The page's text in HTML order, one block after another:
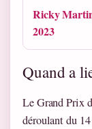
Ricky
2023
Quand a
Le Grand Prix
déroulant du